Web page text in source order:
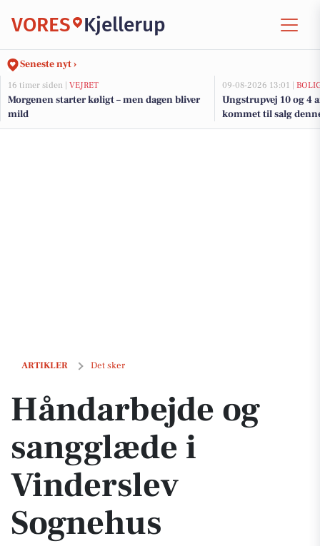
VORES Kjellerup
Seneste nyt ›
16 timer siden | VEJRET
Morgenen starter køligt – men dagen bliver
mild
09-08-2026 13:01 |
Ungstrupvej 10 og 4
kommet til salg
boligerne her.
ARTIKLER Det sker
Håndarbejde og sangglæde i Vinderslev Sognehus
Håndarbejde og
sangglæde i
Vinderslev
Sognehus